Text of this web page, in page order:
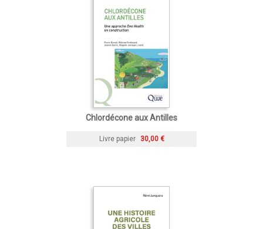
Chlordécone aux Antilles
Livre papier 30,00 €